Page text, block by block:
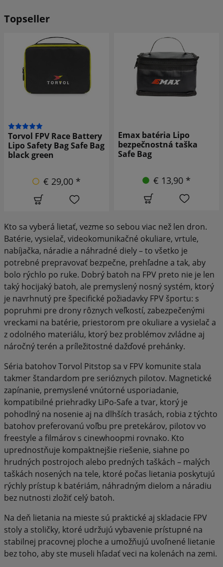
Topseller
Torvol FPV Race Battery
Lipo Safety Bag Safe Bag
black green
€ 29,00 *
Emax batéria Lipo
bezpečnostná taška
Safe Bag
€ 13,90 *
Kto sa vyberá lietať, vezme so sebou viac než len dron.
Batérie, vysielač, videokomunikačné okuliare, vrtule,
nabíjačka, náradie a náhradné diely – to všetko je
potrebné prepravovať bezpečne, prehľadne a tak, aby
bolo rýchlo po ruke. Dobrý batoh na FPV preto nie je len
taký hocijaký batoh, ale premyslený nosný systém, ktorý
je navrhnutý pre špecifické požiadavky FPV športu: s
popruhmi pre drony rôznych veľkostí, zabezpečenými
vreckami na batérie, priestorom pre okuliare a vysielač a
z odolného materiálu, ktorý bez problémov zvládne aj
náročný terén a príležitostné dažďové prehánky.
Séria batohov Torvol Pitstop sa v FPV komunite stala
takmer štandardom pre serióznych pilotov. Magnetické
zapínanie, premyslené vnútorné usporiadanie,
kompatibilné priehradky LiPo-Safe a tvar, ktorý je
pohodlný na nosenie aj na dlhších trasách, robia z týchto
batohov preferovanú voľbu pre pretekárov, pilotov vo
freestyle a filmárov s cinewhoopmi rovnako. Kto
uprednostňuje kompaktnejšie riešenie, siahne po
hrudných postrojoch alebo predných taškách – malých
taškách nosených na tele, ktoré počas lietania poskytujú
rýchly prístup k batériám, náhradným dielom a náradiu
bez nutnosti zložiť celý batoh.
Na deň lietania na mieste sú praktické aj skladacie FPV
stoly a stoličky, ktoré udržujú vybavenie prístupné na
stabilnej pracovnej ploche a umožňujú uvoľnené lietanie
bez toho, aby ste museli hľadať veci na kolenách na zemi.